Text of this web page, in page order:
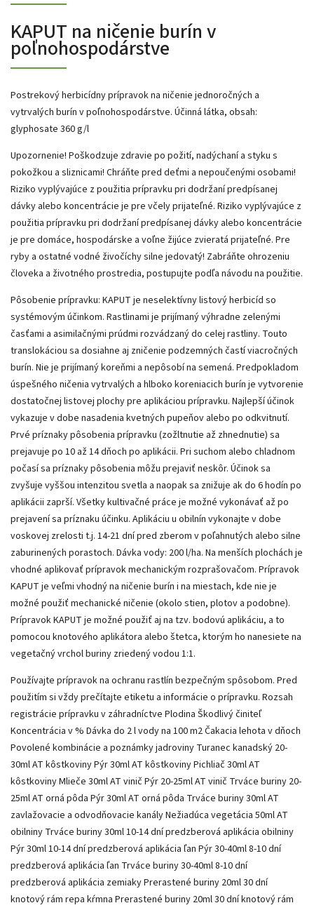
KAPUT na ničenie burín v
poľnohospodárstve
Postrekový herbicídny prípravok na ničenie jednoročných a
vytrvalých burín v poľnohospodárstve. Účinná látka, obsah:
glyphosate 360 g/l
Upozornenie! Poškodzuje zdravie po požití, nadýchaní a styku s
pokožkou a sliznicami! Chráňte pred deťmi a nepoučenými osobami!
Riziko vyplývajúce z použitia prípravku pri dodržaní predpísanej
dávky alebo koncentrácie je pre včely prijateľné. Riziko vyplývajúce z
použitia prípravku pri dodržaní predpísanej dávky alebo koncentrácie
je pre domáce, hospodárske a voľne žijúce zvieratá prijateľné. Pre
ryby a ostatné vodné živočíchy silne jedovatý! Zabráňte ohrozeniu
človeka a životného prostredia, postupujte podľa návodu na použitie.
Pôsobenie prípravku: KAPUT je neselektívny listový herbicíd so
systémovým účinkom. Rastlinami je prijímaný výhradne zelenými
časťami a asimilačnými prúdmi rozvádzaný do celej rastliny. Touto
translokáciou sa dosiahne aj zničenie podzemných častí viacročných
burín. Nie je prijímaný koreňmi a nepôsobí na semená. Predpokladom
úspešného ničenia vytrvalých a hlboko koreniacich burín je vytvorenie
dostatočnej listovej plochy pre aplikáciou prípravku. Najlepší účinok
vykazuje v dobe nasadenia kvetných pupeňov alebo po odkvitnutí.
Prvé príznaky pôsobenia prípravku (zožltnutie až zhnednutie) sa
prejavuje po 10 až 14 dňoch po aplikácii. Pri suchom alebo chladnom
počasí sa príznaky pôsobenia môžu prejaviť neskôr. Účinok sa
zvyšuje vyššou intenzitou svetla a naopak sa znižuje ak do 6 hodín po
aplikácii zaprší. Všetky kultivačné práce je možné vykonávať až po
prejavení sa príznaku účinku. Aplikáciu u obilnín vykonajte v dobe
voskovej zrelosti t.j. 14-21 dní pred zberom v poľahnutých alebo silne
zaburinených porastoch. Dávka vody: 200 l/ha. Na menších plochách je
vhodné aplikovať prípravok mechanickým rozprašovačom. Prípravok
KAPUT je veľmi vhodný na ničenie burín i na miestach, kde nie je
možné použiť mechanické ničenie (okolo stien, plotov a podobne).
Prípravok KAPUT je možné použiť aj na tzv. bodovú aplikáciu, a to
pomocou knotového aplikátora alebo štetca, ktorým ho nanesiete na
vegetačný vrchol buriny zriedený vodou 1:1.
Používajte prípravok na ochranu rastlín bezpečným spôsobom. Pred
použitím si vždy prečítajte etiketu a informácie o prípravku. Rozsah
registrácie prípravku v záhradníctve Plodina Škodlivý činiteľ
Koncentrácia v % Dávka do 2 l vody na 100 m2 Čakacia lehota v dňoch
Povolené kombinácie a poznámky jadroviny Turanec kanadský 20-
30ml AT kôstkoviny Pýr 30ml AT kôstkoviny Pichliač 30ml AT
kôstkoviny Mlieče 30ml AT vinič Pýr 20-25ml AT vinič Trváce buriny 20-
25ml AT orná pôda Pýr 30ml AT orná pôda Trváce buriny 30ml AT
zavlažovacie a odvodňovacie kanály Nežiadúca vegetácia 50ml AT
obilniny Trváce buriny 30ml 10-14 dní predzberová aplikácia obilniny
Pýr 30ml 10-14 dní predzberová aplikácia ľan Pýr 30-40ml 8-10 dní
predzberová aplikácia ľan Trváce buriny 30-40ml 8-10 dní
predzberová aplikácia zemiaky Prerastené buriny 20ml 30 dní
knotový rám repa kŕmna Prerastené buriny 20ml 30 dní knotový rám